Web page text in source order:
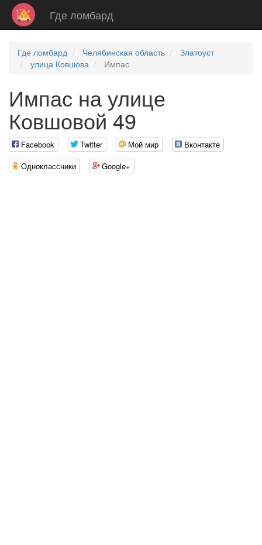
Где ломбард
Где ломбард Челябинская область
Златоуст
улица Ковшова
Импас
Импас на улице
Ковшовой 49
Facebook Twitter Мой мир
Вконтакте
Одноклассники
Google+